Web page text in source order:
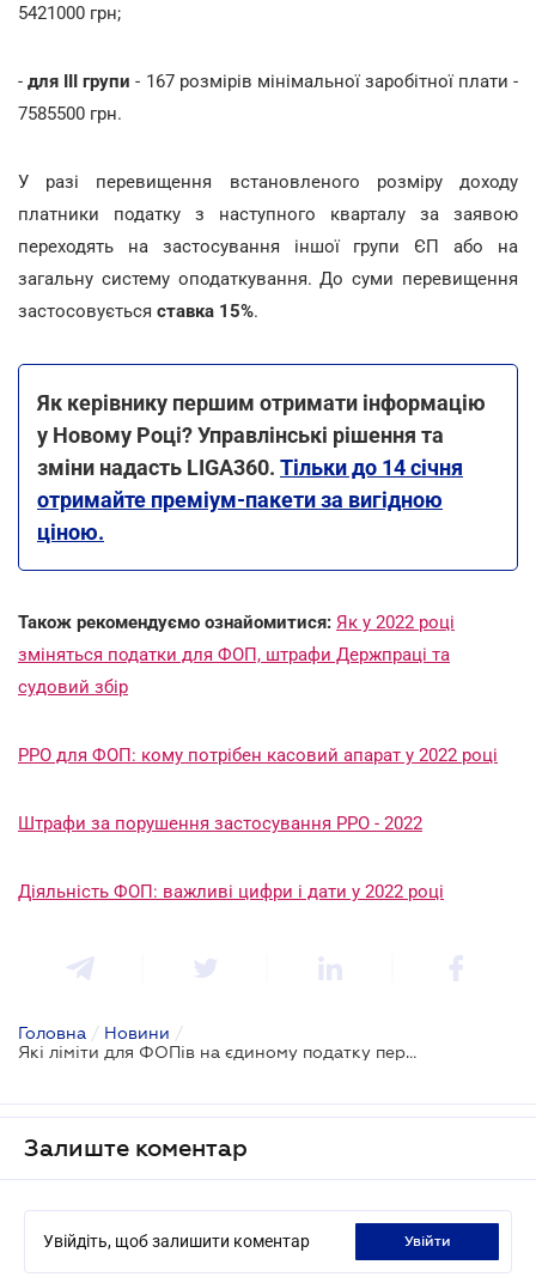
5421000 грн;
-для ІІІ групи - 167 розмірів мінімальної заробітної плати -
7585500 грн.
У разі перевищення встановленого розміру доходу
платники податку з наступного кварталу за заявою
переходять на застосування іншої групи ЄП або на
загальну систему оподаткування. До суми перевищення
застосовується ставка 15%.
Як керівнику першим отримати інформацію
у Новому Році? Управлінські рішення та
зміни надасть LIGA360. Тільки до 14 січня
отримайте преміум-пакети за вигідною
ціною.
Також рекомендуємо ознайомитися: Як у 2022 році
зміняться податки для ФОП, штрафи Держпраці та
судовий збір
РРО для ФОП: кому потрібен касовий апарат у 2022 році
Штрафи за порушення застосування РРО - 2022
Діяльність ФОП: важливі цифри і дати у 2022 році
Головна / Новини /
Які ліміти для ФОПів на єдиному податку передбачені в 2022 році
Залиште коментар
Увійдіть, щоб залишити коментар увійти